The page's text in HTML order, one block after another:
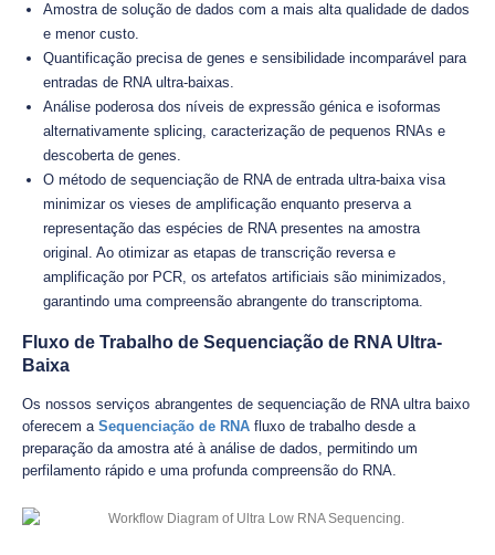
Amostra de solução de dados com a mais alta qualidade de dados
e menor custo.
Quantificação precisa de genes e sensibilidade incomparável para
entradas de RNA ultra-baixas.
Análise poderosa dos níveis de expressão génica e isoformas
alternativamente splicing, caracterização de pequenos RNAs e
descoberta de genes.
O método de sequenciação de RNA de entrada ultra-baixa visa
minimizar os vieses de amplificação enquanto preserva a
representação das espécies de RNA presentes na amostra
original. Ao otimizar as etapas de transcrição reversa e
amplificação por PCR, os artefatos artificiais são minimizados,
garantindo uma compreensão abrangente do transcriptoma.
Fluxo de Trabalho de Sequenciação de RNA Ultra-
Baixa
Os nossos serviços abrangentes de sequenciação de RNA ultra baixo
oferecem a Sequenciação de RNA fluxo de trabalho desde a
preparação da amostra até à análise de dados, permitindo um
perfilamento rápido e uma profunda compreensão do RNA.